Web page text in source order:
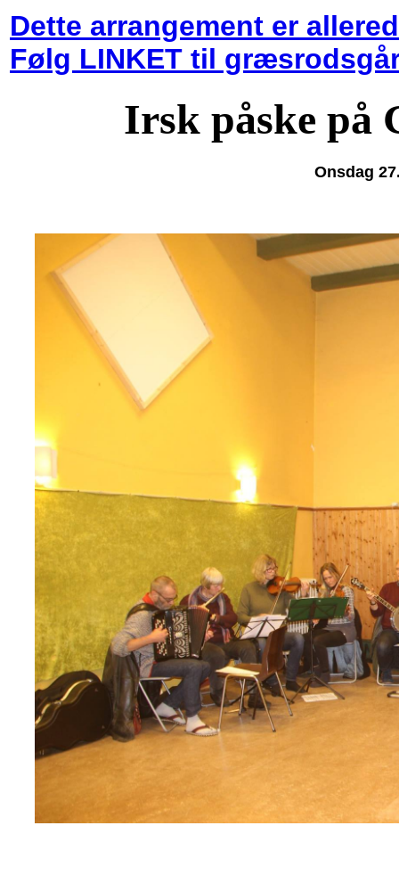
Dette arrangement er
Følg LINKET til
Irsk påske på
Onsdag